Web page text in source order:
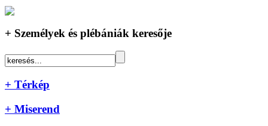
+ Személyek és plébániák keresője
+ Térkép
+ Miserend